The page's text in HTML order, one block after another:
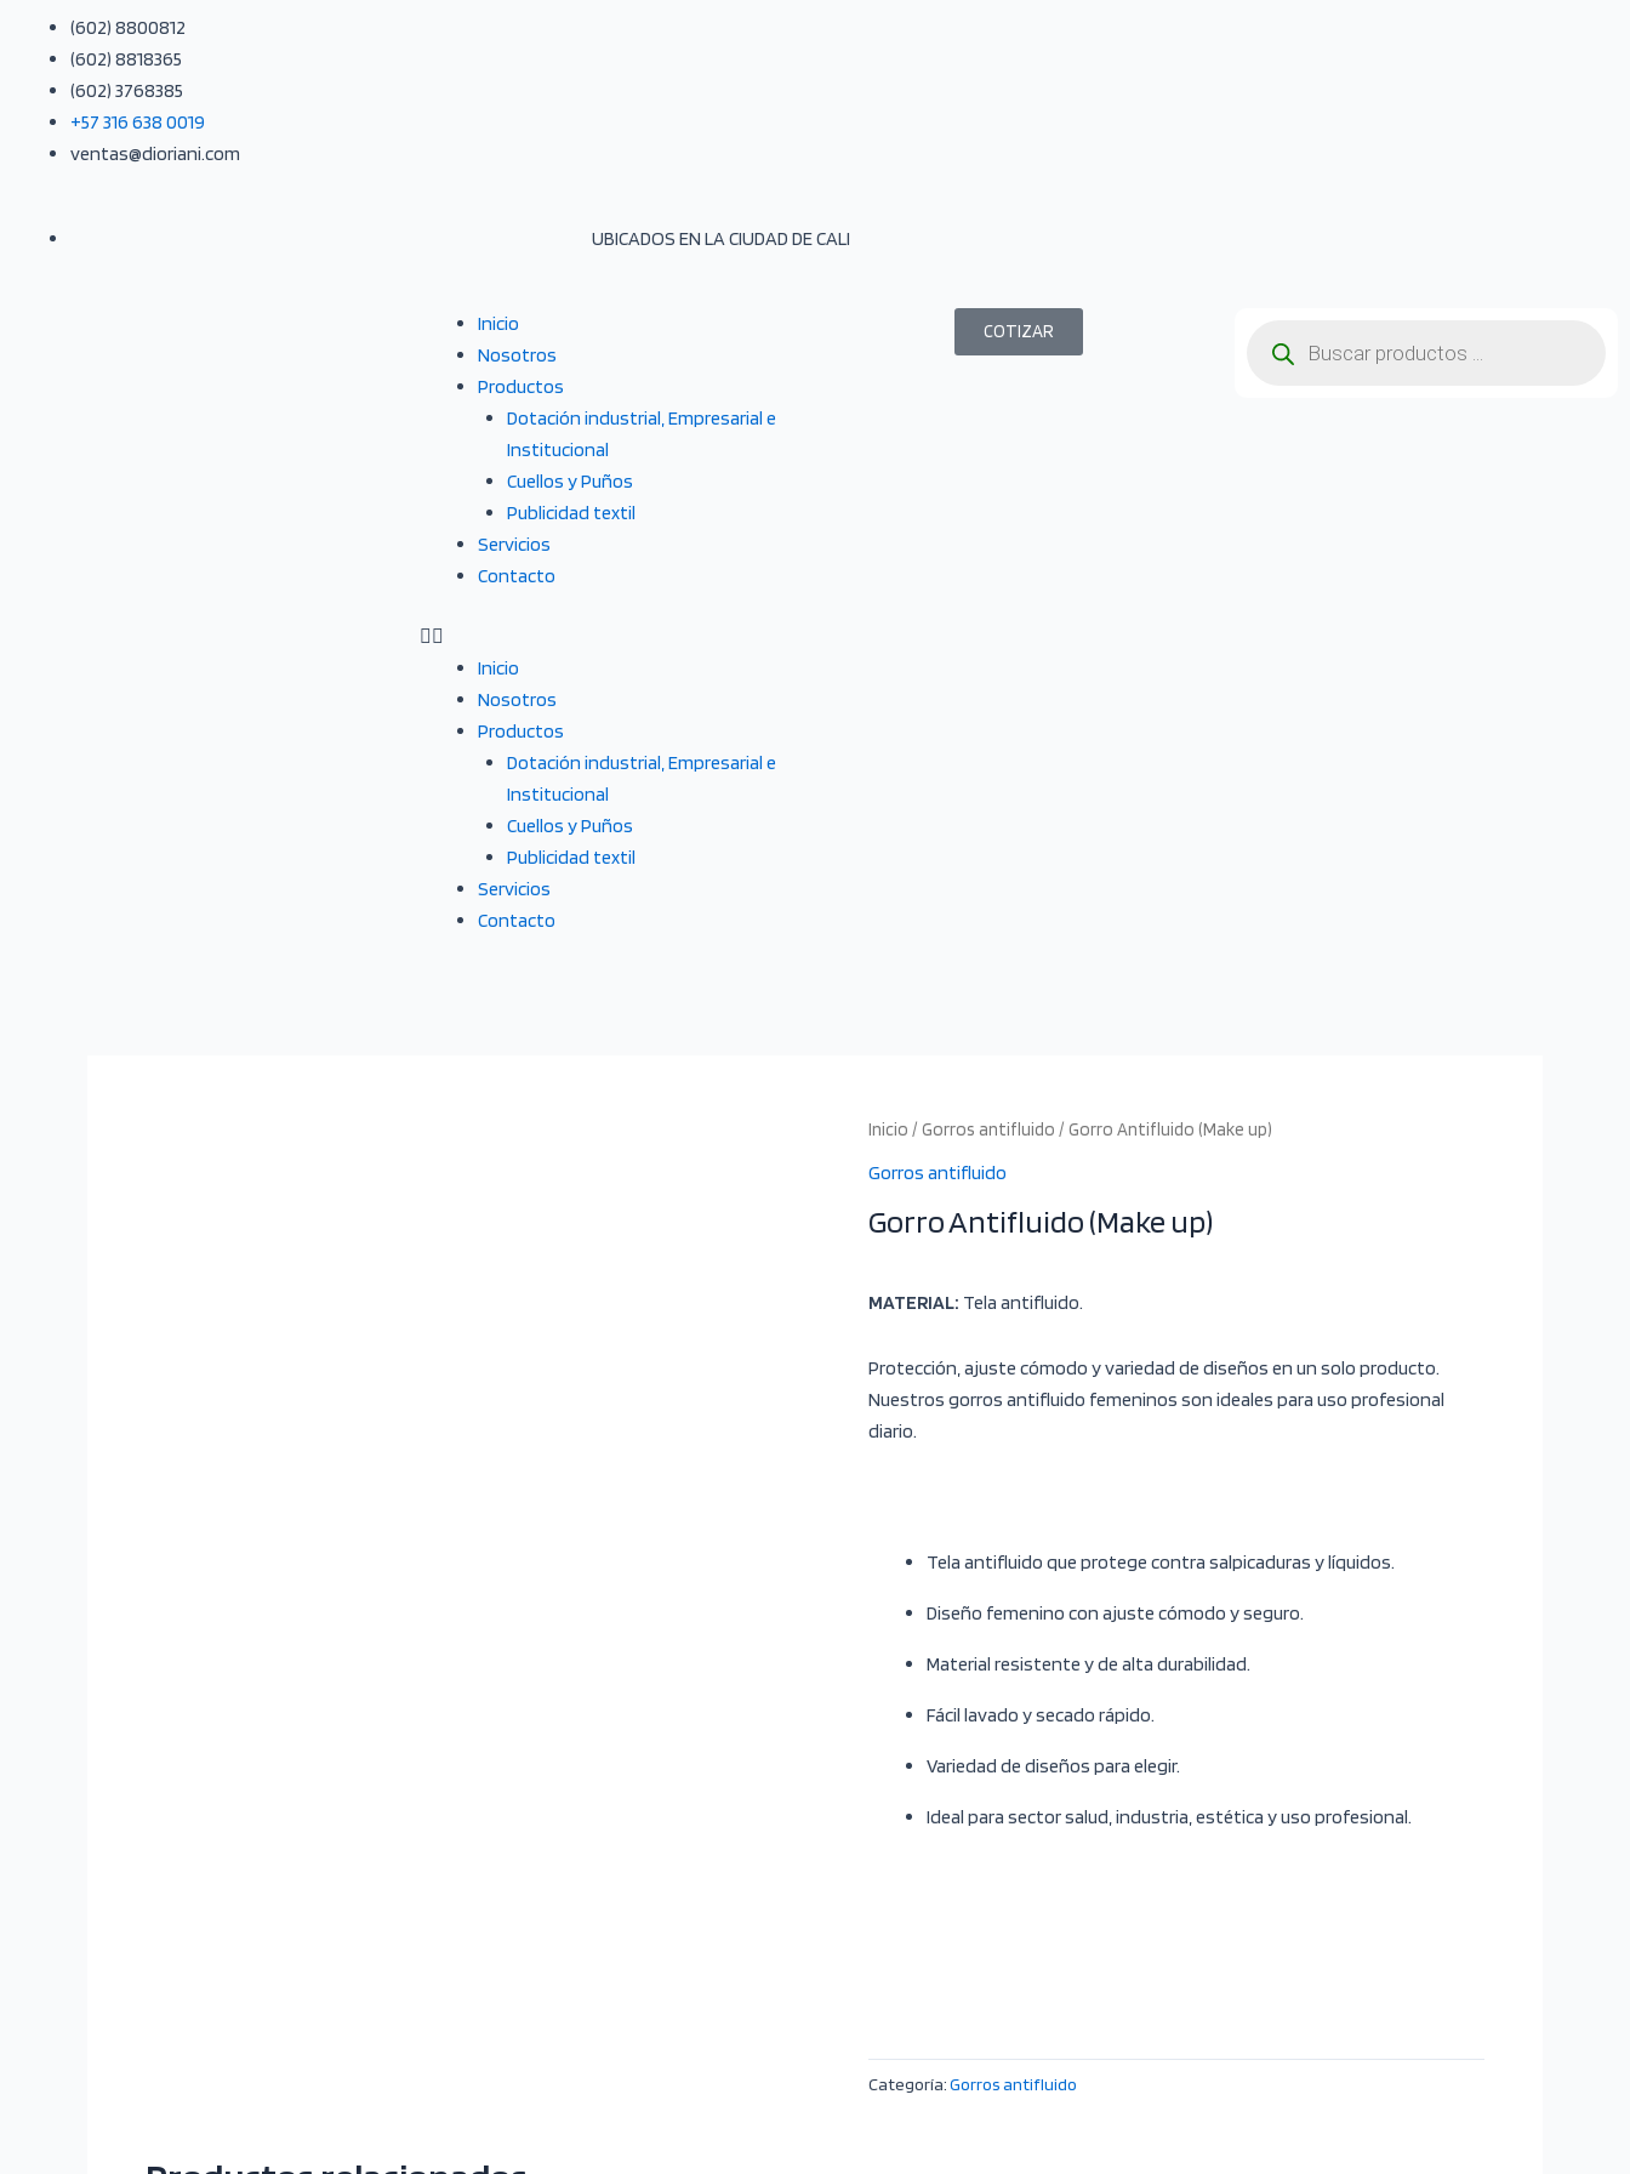
(602) 8800812
(602) 8818365
(602) 3768385
+57 316 638 0019
ventas@dioriani.com
o g
UBICADOS EN LA CIUDAD DE CALI
Inicio
Nosotros
Productos
Dotación industrial, Empresarial e
Institucional
Cuellos y Puños
Publicidad textil
Servicios
Contacto
Menu
Inicio
Nosotros
Productos
Dotación industrial, Empresarial e
Institucional
Cuellos y Puños
Publicidad textil
Servicios
Contacto
COTIZAR
productos
Inicio / Gorros antifluido / Gorro Antifluido (Make up)
Gorros antifluido
Gorro Antifluido (Make up)
MATERIAL: Tela antifluido.
Protección, ajuste cómodo y variedad de diseños en un solo producto.
Nuestros gorros antifluido femeninos son ideales para uso profesional
diario.
Tela antifluido que protege contra salpicaduras y líquidos.
Diseño femenino con ajuste cómodo y seguro.
Material resistente y de alta durabilidad.
Fácil lavado y secado rápido.
Variedad de diseños para elegir.
Ideal para sector salud, industria, estética y uso profesional.
Categoría:Gorros antifluido